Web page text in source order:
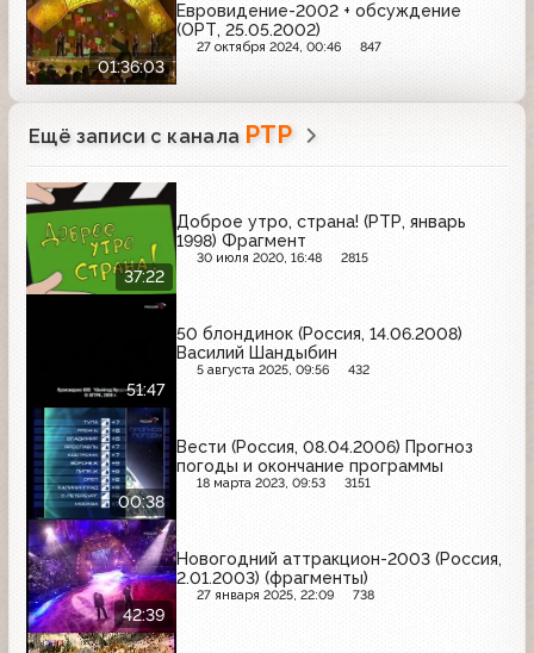
01:36:03
Евровидение-2002 + обсуждение
(ОРТ, 25.05.2002)
27 октября 2024, 00:46 847
Ещё записи с канала РТР
37:22
Доброе утро, страна! (РТР, январь
1998) Фрагмент
30 июля 2020, 16:48 2815
51:47
50 блондинок (Россия, 14.06.2008)
Василий Шандыбин
5 августа 2025, 09:56 432
00:38
Вести (Россия, 08.04.2006) Прогноз
погоды и окончание программы
18 марта 2023, 09:53 3151
42:39
Новогодний аттракцион-2003 (Россия,
2.01.2003) (фрагменты)
27 января 2025, 22:09 738